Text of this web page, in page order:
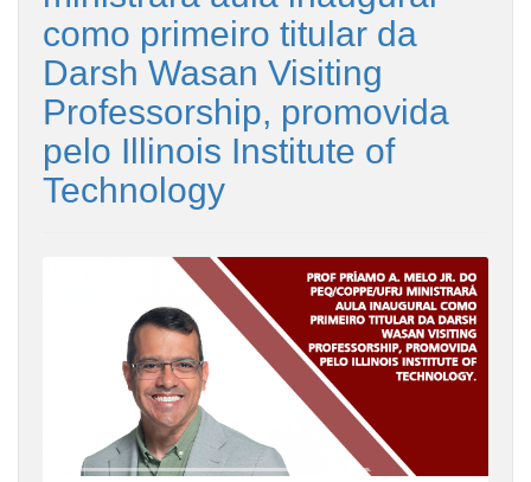
como primeiro titular da
Darsh Wasan Visiting
Professorship, promovida
pelo Illinois Institute of
Technology